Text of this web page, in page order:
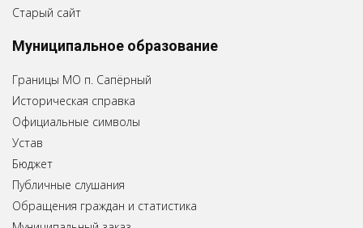
Старый сайт
Муниципальное образование
Границы МО п. Сапёрный
Историческая справка
Официальные символы
Устав
Бюджет
Публичные слушания
Обращения граждан и статистика